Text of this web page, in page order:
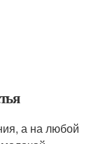
а на любой